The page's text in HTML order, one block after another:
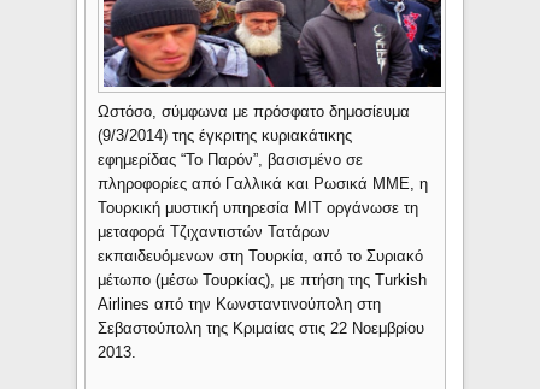
Ωστόσο, σύμφωνα με πρόσφατο δημοσίευμα
(9/3/2014) της έγκριτης κυριακάτικης
εφημερίδας “Το Παρόν”, βασισμένο σε
πληροφορίες από Γαλλικά και Ρωσικά ΜΜΕ, η
Τουρκική μυστική υπηρεσία ΜΙΤ οργάνωσε τη
μεταφορά Τζιχαντιστών Τατάρων
εκπαιδευόμενων στη Τουρκία, από το Συριακό
μέτωπο (μέσω Τουρκίας), με πτήση της Turkish
Airlines από την Κωνσταντινούπολη στη
Σεβαστούπολη της Κριμαίας στις 22 Νοεμβρίου
2013.